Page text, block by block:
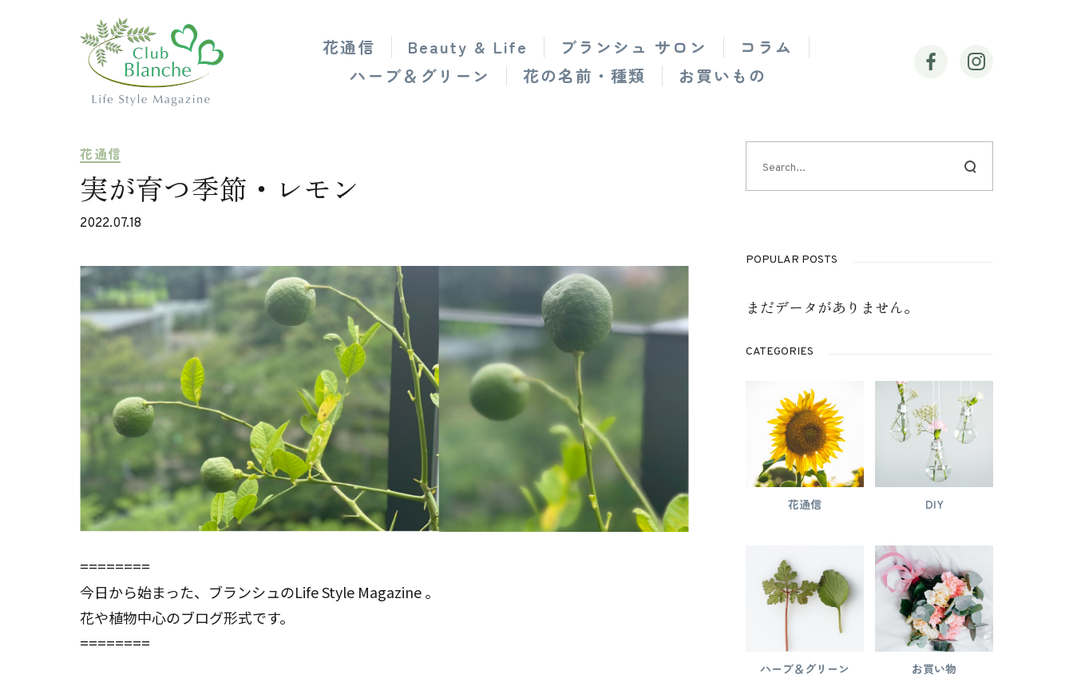
花通信 Beauty & Life ブランシュ サロン
コラム
ハーブ＆グリーン
花の名前・種類 お買いもの
花通信
実が育つ季節・レモン
2022.07.18
========
今日から始まった、ブランシュのLife Style Magazine 。
花や植物中心のブログ形式です。
========
POPULAR POSTS
まだデータがありません。
CATEGORIES
花通信 DIY
ハーブ＆グリーン お買い物